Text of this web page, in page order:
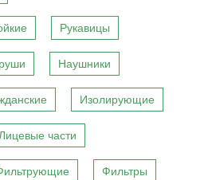
Рукавицы
Наушники
Изолирующие
части
Фильтры